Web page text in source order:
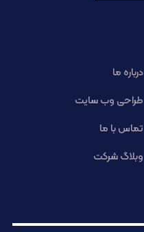
درباره ما
طراحی وب سایت
تماس با ما
وبلاگ شرکت